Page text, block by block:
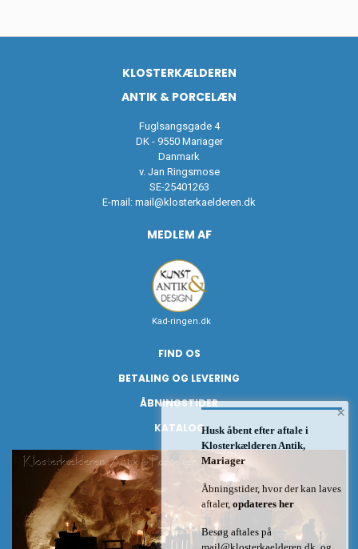
KLOSTERKÆLDEREN
ANTIK & PORCELÆN
Fuglsangsgade 4
DK - 9550 Mariager
Danmark
v. Jan Ringsmose
SE-25401263
E-mail: mail@klosterkaelderen.dk
MEDLEM AF
Kad-ringen.dk
FIND OS
BETALING OG LEVERING
ÅBNINGSTIDER
KATALOG
×
Husk åbent efter aftale i
Klosterkælderen Antik,
Mariager
Åbningstider, hvor der kan laves
aftaler, opdateres her
Besøg aftales på